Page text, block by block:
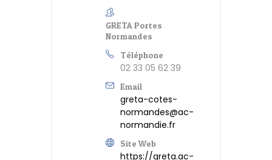
GRETA Portes
Normandes
Téléphone
02 33 05 62 39
Email
greta-cotes-
normandes@ac-
normandie.fr
Site Web
https://greta.ac-